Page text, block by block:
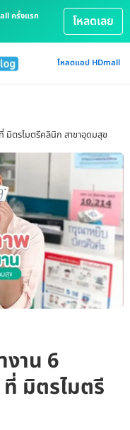
ครั้งแรก
โหลดเลย
โหลดแอป HDmall
มิตรไมตรีคลินิก สาขาอุดมสุข
งาน 6
มิตรไมตรี